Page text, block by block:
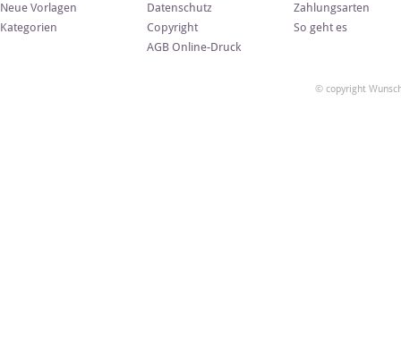
Neue Vorlagen
Kategorien
Datenschutz
Copyright
AGB Online-Druck
Zahlungsarten
So geht es
© copyright